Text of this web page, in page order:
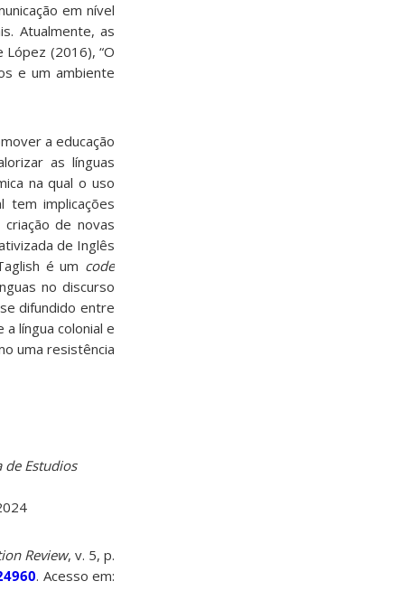
em nível
Atualmente, as
López (2016), “O
e um ambiente
a educação
as línguas
na qual o uso
tem implicações
de novas
de Inglês
é um code
no discurso
difundido entre
língua colonial e
uma resistência
de Estudios
Review, v. 5, p.
. Acesso em: